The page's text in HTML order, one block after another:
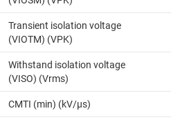
Transient isolation voltage
(VIOTM) (VPK)
Withstand isolation voltage
(VISO) (Vrms)
CMTI (min) (kV/µs)